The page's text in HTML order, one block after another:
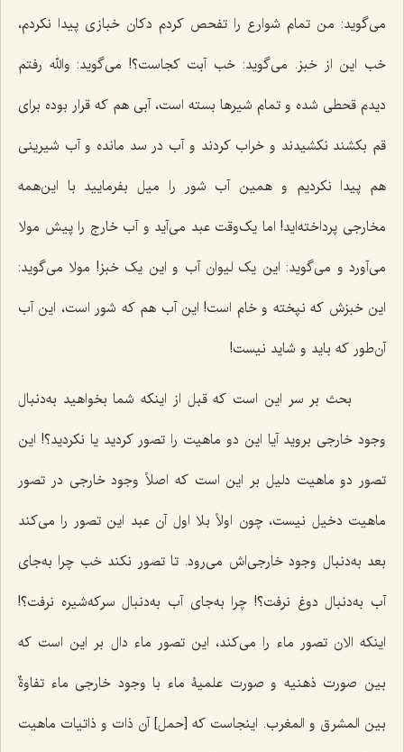
می‌گوید: من تمام شوارع را تفحص کردم دکان خبازی پیدا نکردم،
خب این از خبز. می‌گوید: خب آبت کجاست؟! می‌گوید: والله رفتم
دیدم قحطی شده و تمام شیرها بسته است، آبی هم که قرار بوده برای
قم بکشند نکشیدند و خراب کردند و آب در سد مانده و آب شیرینی
هم پیدا نکردیم و همین آب شور را میل بفرمایید با این‌همه
مخارجی پرداخته‌اید! اما یک‌وقت عبد می‌آید و آب خارج را پیش مولا
می‌آورد و می‌گوید: این یک لیوان آب و این یک خبز! مولا می‌گوید:
این خبزش که نپخته و خام است! این آب هم که شور است، این آب
آن‌طور که باید و شاید نیست!
بحث بر سر این است که قبل از اینکه شما بخواهید به‌دنبال
وجود خارجی بروید آیا این دو ماهیت را تصور کردید یا نکردید؟! این
تصور دو ماهیت دلیل بر این است که اصلاً وجود خارجی در تصور
ماهیت دخیل نیست، چون اولاً بلا اول آن عبد این تصور را می‌کند
بعد به‌دنبال وجود خارجی‌اش می‌رود. تا تصور نکند خب چرا به‌جای
آب به‌دنبال دوغ نرفت؟! چرا به‌جای آب به‌دنبال سرکه‌شیره نرفت؟!
اینکه الان تصور ماء را می‌کند، این تصور ماء دال بر این است که
بین صورت ذهنیه و صورت علمیۀ ماء با وجود خارجی ماء تفاوةٌ
بین المشرق و المغرب. اینجاست که [حمل] آن ذات و ذاتیات ماهیت